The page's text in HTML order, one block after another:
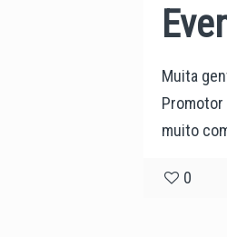
Muita
Promotor
muito
0